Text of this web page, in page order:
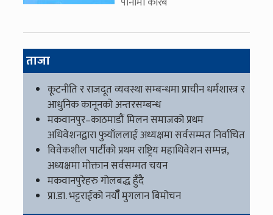
ताजा
कूटनीति र राजदूत व्यवस्था सम्बन्धमा प्राचीन धर्मशास्त्र र
आधुनिक कानूनको अन्तरसम्बन्ध
मकवानपुर–काठमाडौं मिलन समाजको प्रथम
अधिवेशनद्वारा फुयाँललाई अध्यक्षमा सर्वसम्मत निर्वाचित
विवेकशील पार्टीको प्रथम राष्ट्रिय महाधिवेशन सम्पन्न,
अध्यक्षमा मोक्तान सर्वसम्मत चयन
मकवानपुरेहरु गोलबद्ध हुँदै
प्रा.डा. भट्टराईको नयाँँ मुगलान बिमोचन